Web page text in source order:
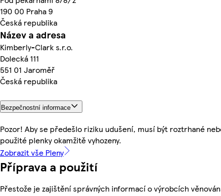
190 00 Praha 9
Česká republika
Název a adresa
Kimberly-Clark s.r.o.
Dolecká 111
551 01 Jaroměř
Česká republika
Bezpečnostní informace
Pozor! Aby se předešlo riziku udušení, musí být roztrhané
použité plenky okamžitě vyhozeny.
Zobrazit vše Pleny
Příprava a použití
Přestože je zajištění správných informací o výrobcích